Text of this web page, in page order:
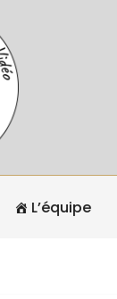
L’équipe